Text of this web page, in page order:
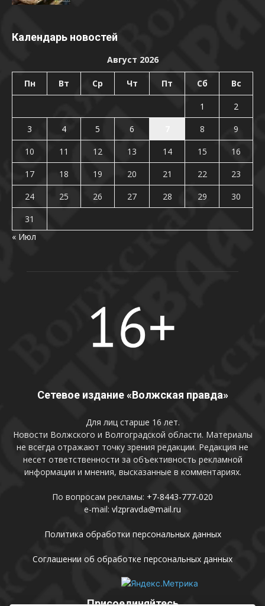
Календарь новостей
Август 2026
Пн Вт Ср Чт Пт Сб Вс
1
2
3
4 5 6 8
9
10
11 12 13 14 15
16
17
18 19 20 21 22
23
24
25 26 27 28 29
30
31
« Июл
Сетевое издание «Волжская правда»
Для лиц старше 16 лет.
Новости Волжского и Волгоградской области. Материалы
не всегда отражают точку зрения редакции. Редакция не
несет ответственности за объективность рекламной
информации и мнения, высказанные в комментариях.
По вопросам рекламы: +7-8443-777-020
e-mail: vlzpravda@mail.ru
Политика обработки персональных данных
Соглашении об обработке персональных данных
Присоединяйтесь